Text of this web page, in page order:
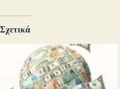
Σχετικά